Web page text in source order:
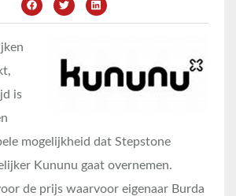
is
mogelijkheid dat Stepstone
Kununu gaat overnemen.
de prijs waarvoor eigenaar Burda